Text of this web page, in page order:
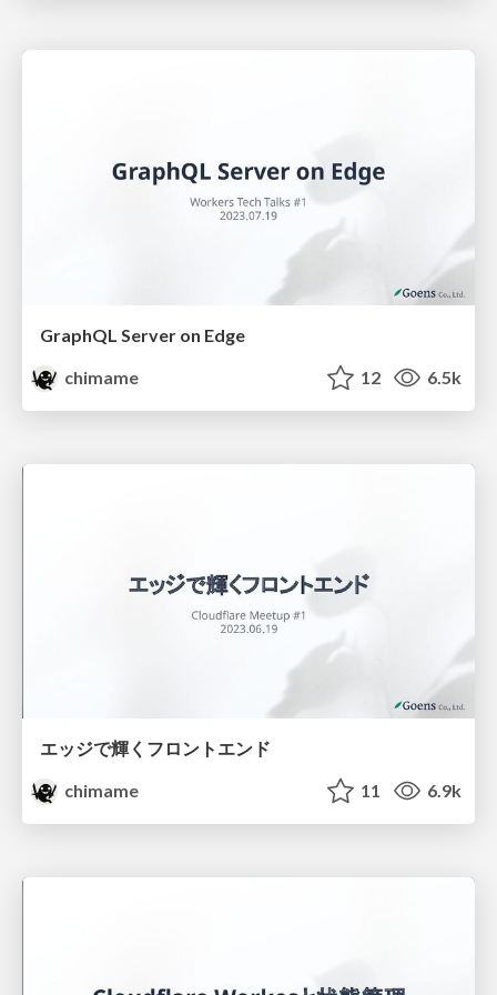
GraphQL Server on Edge
chimame
12 6.5k
エッジで輝くフロントエンド
chimame
11 6.9k